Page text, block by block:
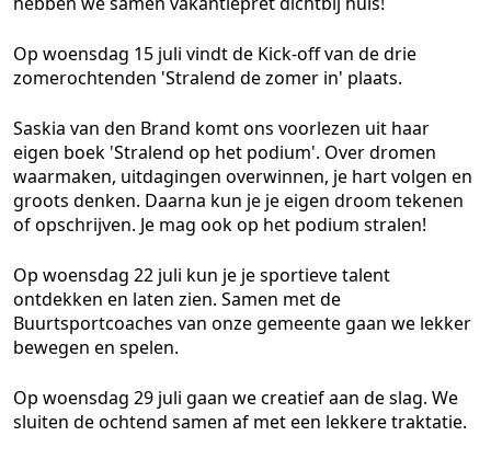
Op woensdag 15 juli vindt de Kick-off van de drie
zomerochtenden 'Stralend de zomer in' plaats.
Saskia van den Brand komt ons voorlezen uit haar
eigen boek 'Stralend op het podium'. Over dromen
waarmaken, uitdagingen overwinnen, je hart volgen en
groots denken. Daarna kun je je eigen droom tekenen
of opschrijven. Je mag ook op het podium stralen!
Op woensdag 22 juli kun je je sportieve talent
ontdekken en laten zien. Samen met de
Buurtsportcoaches van onze gemeente gaan we lekker
bewegen en spelen.
Op woensdag 29 juli gaan we creatief aan de slag. We
sluiten de ochtend samen af met een lekkere traktatie.